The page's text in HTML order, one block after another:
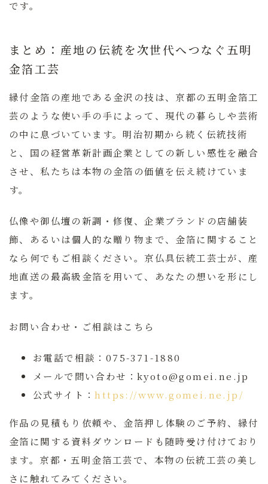
です。
まとめ：産地の伝統を次世代へつなぐ五明
金箔工芸
縁付金箔の産地である金沢の技は、京都の 五明金箔工
芸のような使い手の手によって、現代の暮らしや芸術
の中に息づいています。明治初期から続く伝統技術
と、国の経営革新計画企業としての新しい感性を融合
させ、私たちは本物の金箔の価値を伝え続けていま
す。
仏像や御仏壇の新調・修復、企業ブランドの店舗装
飾、あるいは個人的な贈り物まで、金箔に関すること
なら何でもご相談ください。京仏具伝統工芸士が、産
地直送の最高級金箔を用いて、あなたの想いを形にし
ます。
お問い合わせ・ご相談はこちら
お電話で相談： 075-371-1880
メールで問い合わせ： kyoto@gomei.ne.jp
公式サイト：https://www.gomei.ne.jp/
作品の見積もり依頼や、金箔押し体験のご予約、縁付
金箔に関する資料ダウンロードも随時受け付けており
ます。京都・五明金箔工芸で、本物の伝統工芸の美し
さに触れてみてください。